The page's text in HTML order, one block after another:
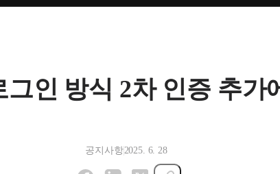
인 방식 2차 인증 추가
공지사항2025. 6. 28